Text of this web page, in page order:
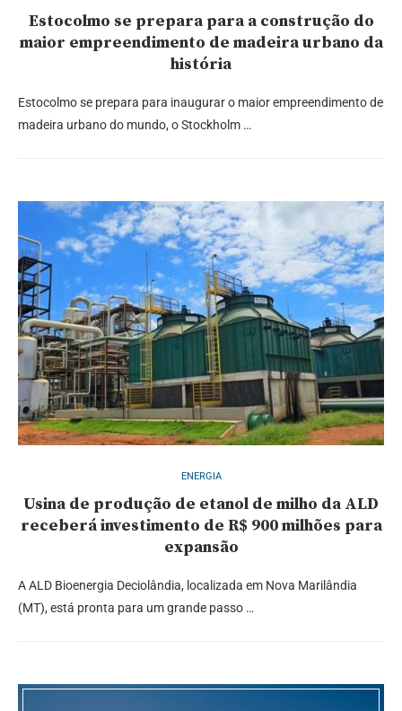
Estocolmo se prepara para a construção do
maior empreendimento de madeira urbano da
história
Estocolmo se prepara para inaugurar o maior empreendimento de
madeira urbano do mundo, o Stockholm …
ENERGIA
Usina de produção de etanol de milho da ALD
receberá investimento de R$ 900 milhões para
expansão
A ALD Bioenergia Deciolândia, localizada em Nova Marilândia
(MT), está pronta para um grande passo …